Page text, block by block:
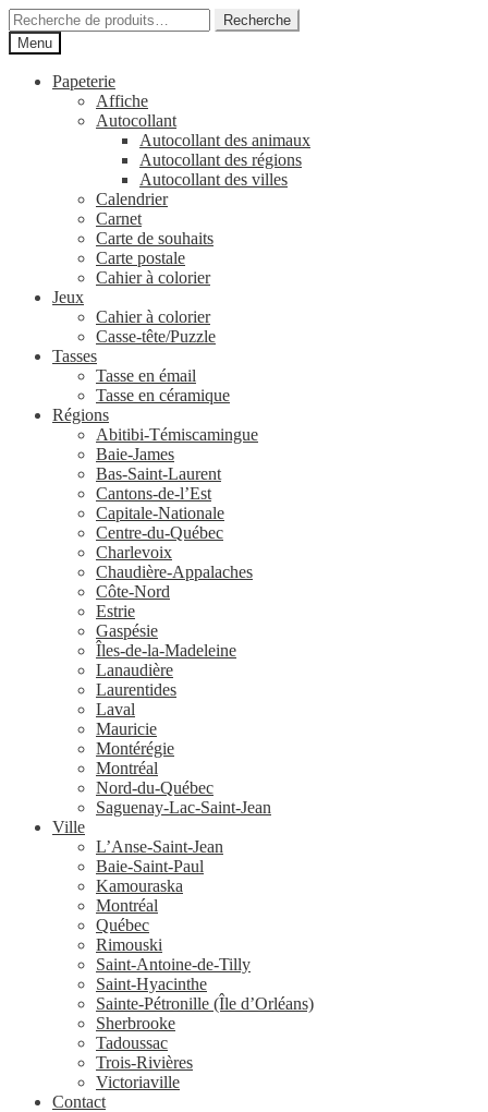
Aller
à
la
navigation
Aller
au
contenu
Recherche
pour :
Recherche
Menu
Papeterie
Affiche
Autocollant
Autocollant des animaux
Autocollant des régions
Autocollant des villes
Calendrier
Carnet
Carte de souhaits
Carte postale
Cahier à colorier
Jeux
Cahier à colorier
Casse-tête/Puzzle
Tasses
Tasse en émail
Tasse en céramique
Régions
Abitibi-Témiscamingue
Baie-James
Bas-Saint-Laurent
Cantons-de-l’Est
Capitale-Nationale
Centre-du-Québec
Charlevoix
Chaudière-Appalaches
Côte-Nord
Estrie
Gaspésie
Îles-de-la-Madeleine
Lanaudière
Laurentides
Laval
Mauricie
Montérégie
Montréal
Nord-du-Québec
Saguenay-Lac-Saint-Jean
Ville
L’Anse-Saint-Jean
Baie-Saint-Paul
Kamouraska
Montréal
Québec
Rimouski
Saint-Antoine-de-Tilly
Saint-Hyacinthe
Sainte-Pétronille (Île d’Orléans)
Sherbrooke
Tadoussac
Trois-Rivières
Victoriaville
Contact